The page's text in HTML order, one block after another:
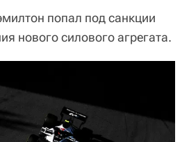
попал под санкции
нового силового агрегата.